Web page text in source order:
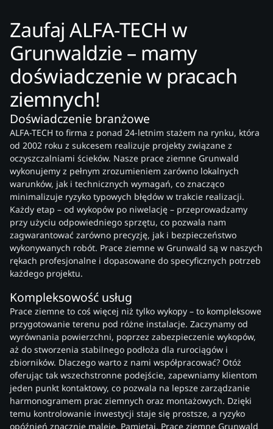
Zaufaj ALFA-TECH w
Grunwaldzie – mamy
doświadczenie w pracach
ziemnych!
Doświadczenie branżowe
ALFA-TECH to firma z ponad 24-letnim stażem na rynku, która
od 2002 roku z sukcesem realizuje projekty związane z
oczyszczalniami ścieków. Nasze prace ziemne Grunwald
wykonujemy z pełnym zrozumieniem zarówno lokalnych
warunków, jak i technicznych wymagań, co znacząco
minimalizuje ryzyko typowych błędów w trakcie realizacji.
Każdy etap – od wykopów po niwelację – przeprowadzamy
przy użyciu odpowiedniego sprzętu, co pozwala nam
zagwarantować zarówno precyzję, jak i bezpieczeństwo
wykonywanych robót. Prace ziemne w Grunwald są w naszych
rękach profesjonalne i dopasowane do specyficznych potrzeb
każdego projektu.
Kompleksowość usług
Prace ziemne to coś więcej niż tylko wykopy – to kompleksowe
przygotowanie terenu pod różne instalacje. Zaczynamy od
wyrównania powierzchni, poprzez zabezpieczenie wykopów,
aż do stworzenia stabilnego podłoża dla rurociągów i
zbiorników. Dlaczego warto z nami współpracować? Otóż
oferując tak wszechstronne podejście, zapewniamy klientom
jeden punkt kontaktowy, co pozwala na lepsze zarządzanie
harmonogramem prac ziemnych oraz montażowych. Dzięki
temu kontrolowanie inwestycji staje się prostsze, a ryzyko
opóźnień znacznie maleje. Pamiętaj, Prace ziemne Grunwald